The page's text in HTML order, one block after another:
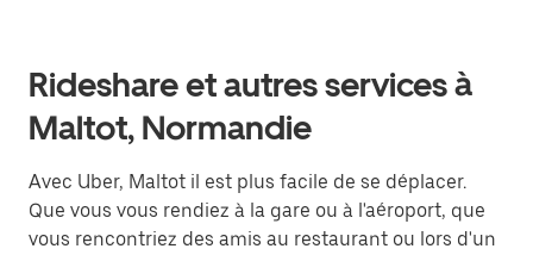
Rideshare et autres services à
Maltot, Normandie
Avec Uber, Maltot il est plus facile de se déplacer.
Que vous vous rendiez à la gare ou à l'aéroport, que
vous rencontriez des amis au restaurant ou lors d'un